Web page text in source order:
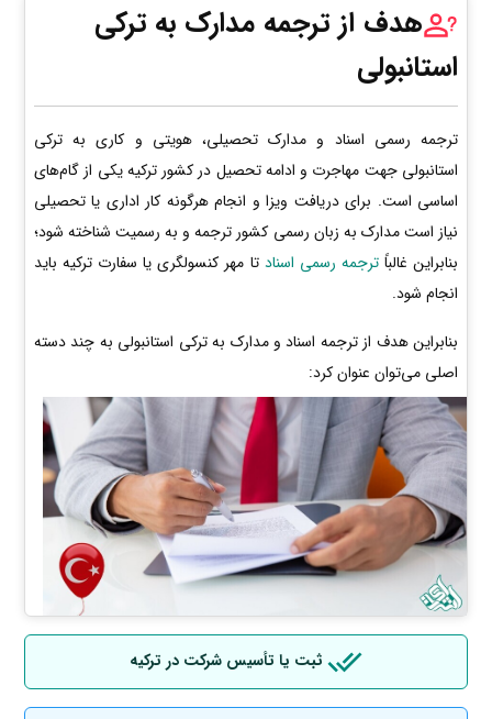
هدف از ترجمه مدارک به ترکی
استانبولی
ترجمه رسمی اسناد و مدارک تحصیلی، هویتی و کاری به ترکی
استانبولی جهت مهاجرت و ادامه تحصیل در کشور ترکیه یکی از گام‌های
اساسی است. برای دریافت ویزا و انجام هرگونه کار اداری یا تحصیلی
نیاز است مدارک به زبان رسمی کشور ترجمه و به رسمیت شناخته شود؛
بنابراین غالباًترجمه رسمی اسناد تا مهر کنسولگری یا سفارت ترکیه باید
انجام شود.
بنابراین هدف از ترجمه اسناد و مدارک به ترکی استانبولی به چند دسته
اصلی می‌توان عنوان کرد:
ثبت یا تأسیس شرکت در ترکیه